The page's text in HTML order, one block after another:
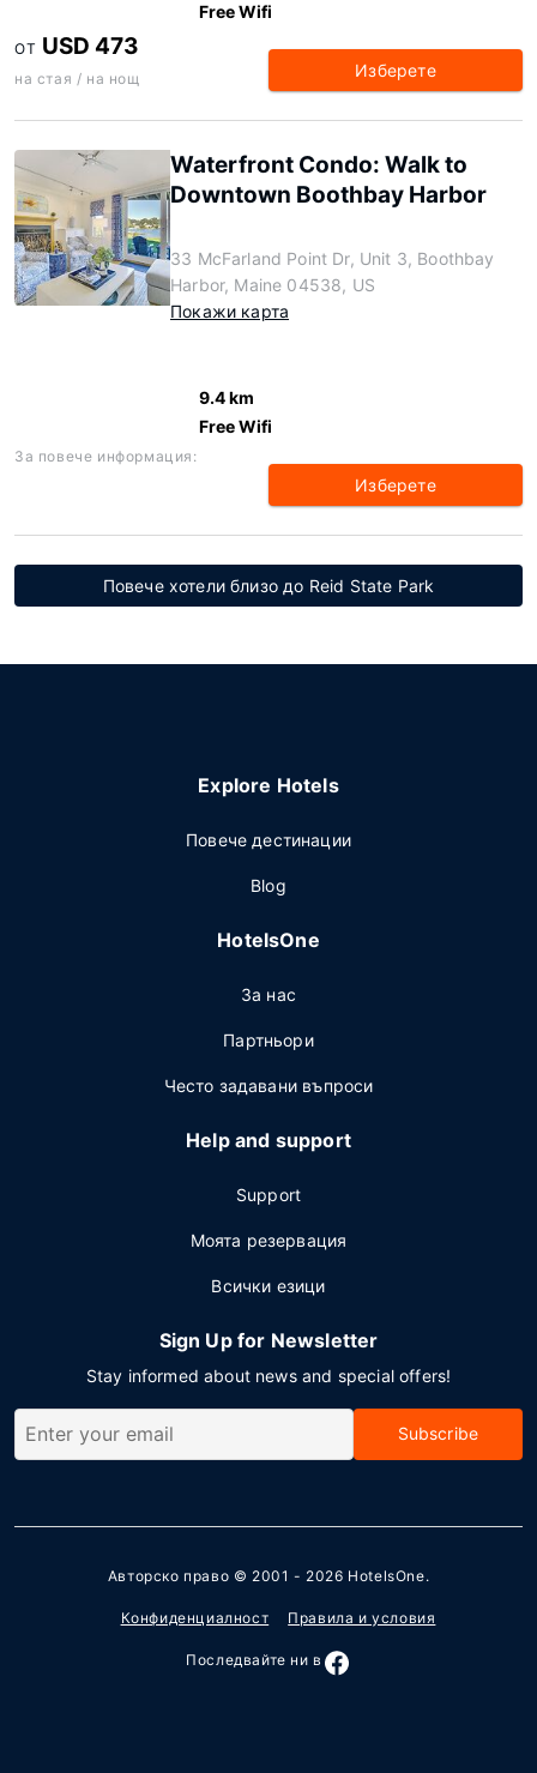
Free Wifi
ОТ USD 473
на стая / на нощ Изберете
Waterfront Condo: Walk to
Downtown Boothbay Harbor
33 McFarland Point Dr, Unit 3, Boothbay
Harbor, Maine 04538, US
Покажи карта
9.4 km
Free Wifi
За повече информация:
Изберете
Повече хотели близо до Reid State Park
Explore Hotels
Повече дестинации
Blog
HotelsOne
За нас
Партньори
Често задавани въпроси
Help and support
Support
Моята резервация
Всички езици
Sign Up for Newsletter
Stay informed about news and special offers!
Subscribe
Авторско право © 2001 - 2026 HotelsOne.
Конфиденциалност Правила и условия
Последвайте ни в